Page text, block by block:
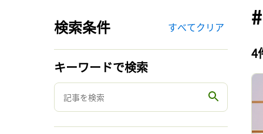
検索条件 すべてクリア
キーワードで検索
4